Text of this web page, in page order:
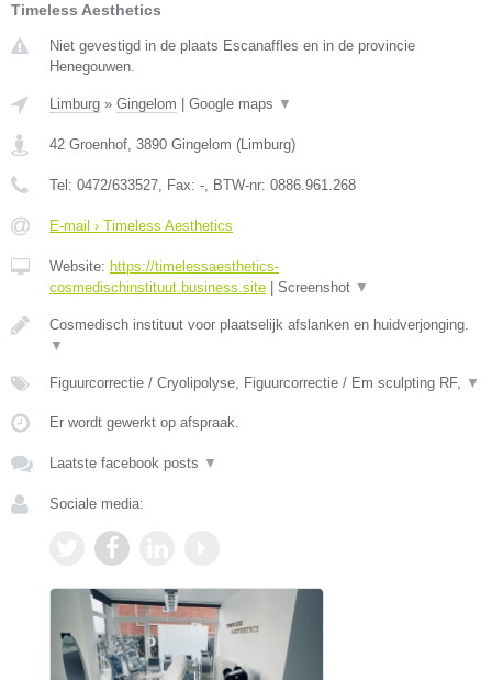
Timeless Aesthetics
Niet gevestigd in de plaats Escanaffles en in de provincie
Henegouwen.
Limburg » Gingelom Google maps ▼
42 Groenhof, 3890 Gingelom (Limburg)
Tel: 0472/633527, Fax: -, BTW-nr: 0886.961.268
E-mail › Timeless Aesthetics
Website: https://timelessaesthetics-
cosmedischinstituut.business.site
Screenshot ▼
Cosmedisch instituut voor plaatselijk afslanken en huidverjonging.
▼
Figuurcorrectie / Cryolipolyse, Figuurcorrectie / Em sculpting RF, ▼
Er wordt gewerkt op afspraak.
Laatste facebook posts ▼
Sociale media: